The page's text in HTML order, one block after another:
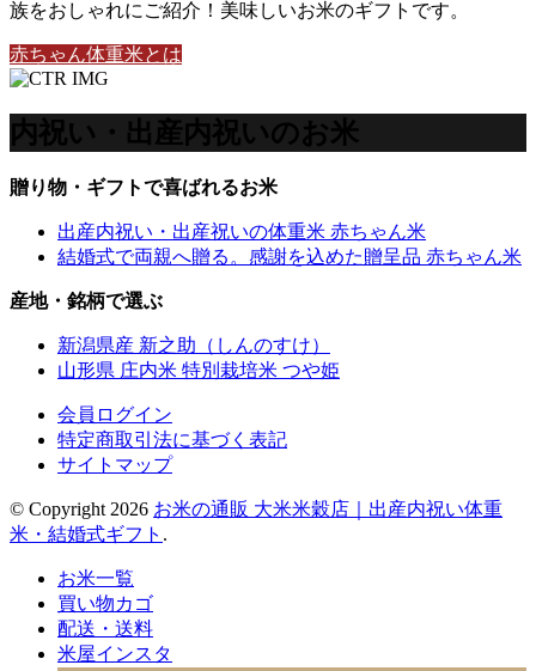
族をおしゃれにご紹介！美味しいお米のギフトです。
赤ちゃん体重米とは
内祝い・出産内祝いのお米
贈り物・ギフトで喜ばれるお米
出産内祝い・出産祝いの体重米 赤ちゃん米
結婚式で両親へ贈る。感謝を込めた贈呈品 赤ちゃん米
産地・銘柄で選ぶ
新潟県産 新之助（しんのすけ）
山形県 庄内米 特別栽培米 つや姫
会員ログイン
特定商取引法に基づく表記
サイトマップ
© Copyright 2026 お米の通販 大米米穀店｜出産内祝い体重
米・結婚式ギフト .
お米一覧
買い物カゴ
配送・送料
米屋インスタ